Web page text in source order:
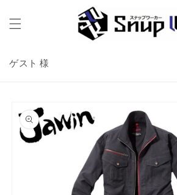
進む
ゲスト 様
報にス
キップ